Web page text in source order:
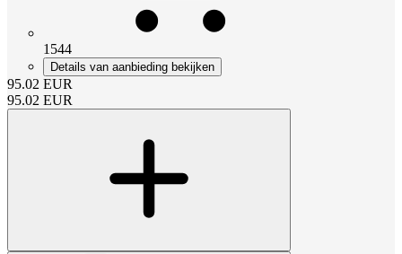
1544
Details van aanbieding bekijken
95.02 EUR
95.02 EUR